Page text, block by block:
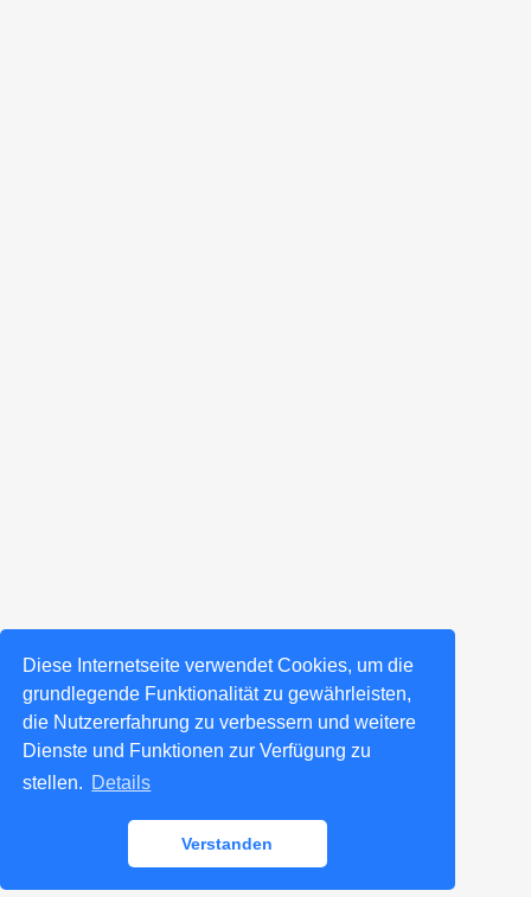
Diese Internetseite verwendet Cookies, um die
grundlegende Funktionalität zu gewährleisten,
die Nutzererfahrung zu verbessern und weitere
Dienste und Funktionen zur Verfügung zu
stellen. Details
Verstanden